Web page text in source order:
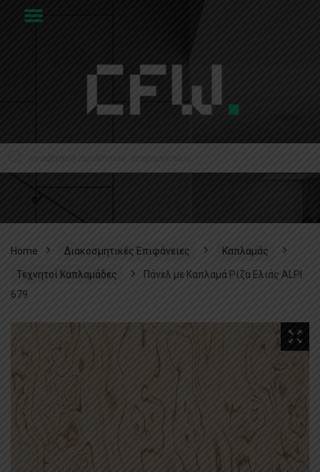
Home Διακοσμητικές Επιφάνειες Καπλαμάς
Τεχνητοί Καπλαμάδες
Πάνελ με Καπλαμά Ρίζα Ελιάς ALPI
679